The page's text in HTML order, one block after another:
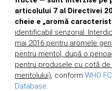
articolului 7 al Directivei
cheie e „aromă
identificabil senzorial.
mai 2016 pentru aromele
pentru mentol, după o
pentru produsele cu cotă
mentolului) , conform WHO
Database